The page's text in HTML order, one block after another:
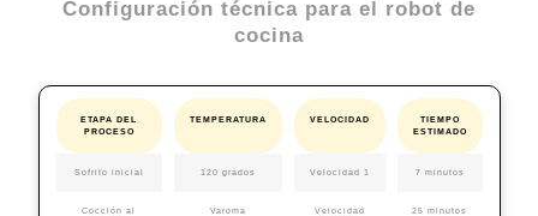
Configuración técnica para el robot de
cocina
ETAPA DEL
PROCESO
TEMPERATURA VELOCIDAD
TIEMPO
ESTIMADO
Sofrito inicial 120 grados Velocidad 1 7 minutos
Cocción al
Varoma
Velocidad
25 minutos